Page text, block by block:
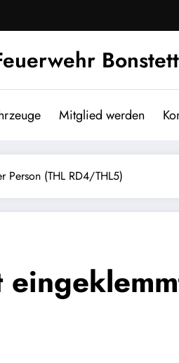
Mitglied werden
Person (THL RD4/THL5)